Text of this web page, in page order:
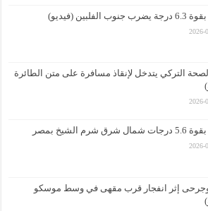
الفلبين (فيديو)
2026-
التركي يتدخل لإنقاذ مسافرة على متن الطائرة
2026-
شرم الشيخ بمصر
2026-
إثر انفجار قرب مقهى في وسط موسكو